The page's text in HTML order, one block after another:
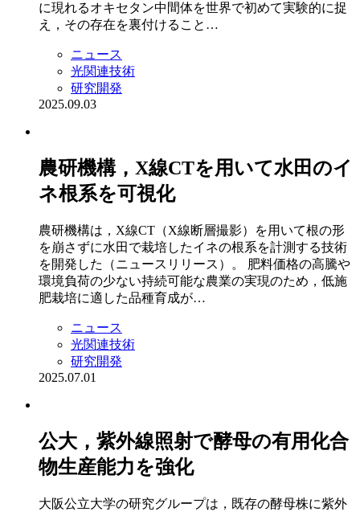
に現れるオキセタン中間体を世界で初めて実験的に捉
え，その存在を裏付けること…
ニュース
光関連技術
研究開発
2025.09.03
農研機構，X線CTを用いて水田のイ
ネ根系を可視化
農研機構は，X線CT（X線断層撮影）を用いて根の形
を崩さずに水田で栽培したイネの根系を計測する技術
を開発した（ニュースリリース）。 肥料価格の高騰や
環境負荷の少ない持続可能な農業の実現のため，低施
肥栽培に適した品種育成が…
ニュース
光関連技術
研究開発
2025.07.01
公大，紫外線照射で酵母の有用化合
物生産能力を強化
大阪公立大学の研究グループは，既存の酵母株に紫外